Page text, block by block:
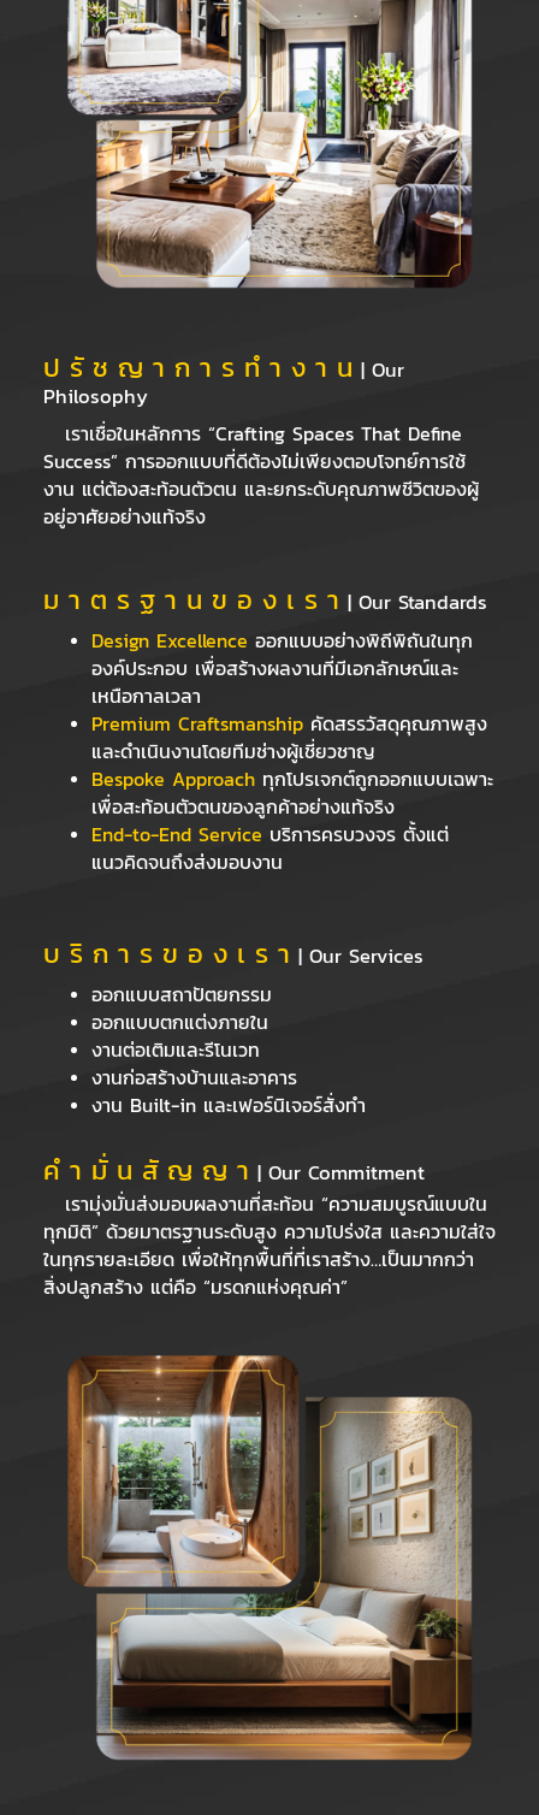
ป รั ช ญ า ก า ร ทํ า ง า น | Our
Philosophy
เราเชื่อในหลักการ “Crafting Spaces That Define
Success” การออกแบบที่ดีต้องไม่เพียงตอบโจทย์การใช้
งาน แต่ต้องสะท้อนตัวตน และยกระดับคุณภาพชีวิตของผู้
อยู่อาศัยอย่างแท้จริง
ม า ต ร ฐ า น ข อ ง เ ร า | Our Standards
Design Excellence ออกแบบอย่างพิถีพิถันในทุก
องค์ประกอบ เพื่อสร้างผลงานที่มีเอกลักษณ์และ
เหนือกาลเวลา
Premium Craftsmanship คัดสรรวัสดุคุณภาพสูง
และดำเนินงานโดยทีมช่างผู้เชี่ยวชาญ
Bespoke Approach ทุกโปรเจกต์ถูกออกแบบเฉพาะ
เพื่อสะท้อนตัวตนของลูกค้าอย่างแท้จริง
End-to-End Service บริการครบวงจร ตั้งแต่
แนวคิดจนถึงส่งมอบงาน
บ ริ ก า ร ข อ ง เ ร า | Our Services
ออกแบบสถาปัตยกรรม
ออกแบบตกแต่งภายใน
งานต่อเติมและรีโนเวท
งานก่อสร้างบ้านและอาคาร
งาน Built-in และเฟอร์นิเจอร์สั่งทำ
คํ า มั่ น สั ญ ญ า | Our Commitment
เรามุ่งมั่นส่งมอบผลงานที่สะท้อน “ความสมบูรณ์แบบใน
ทุกมิติ” ด้วยมาตรฐานระดับสูง ความโปร่งใส และความใส่ใจ
ในทุกรายละเอียด เพื่อให้ทุกพื้นที่ที่เราสร้าง…เป็นมากกว่า
สิ่งปลูกสร้าง แต่คือ “มรดกแห่งคุณค่า”